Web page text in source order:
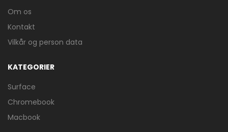
Om os
Kontakt
Vilkår og person data
KATEGORIER
Surface
Chromebook
Macbook